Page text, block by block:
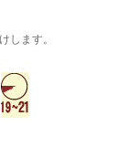
します。